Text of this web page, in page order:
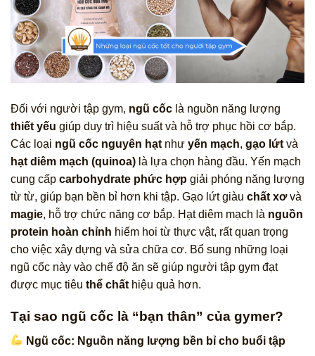
Đối với người tập gym, ngũ cốc là nguồn năng lượng
thiết yếu giúp duy trì hiệu suất và hỗ trợ phục hồi cơ bắp.
Các loại ngũ cốc nguyên hạt như yến mạch, gạo lứt và
hạt diêm mạch (quinoa) là lựa chọn hàng đầu. Yến mạch
cung cấp carbohydrate phức hợp giải phóng năng lượng
từ từ, giúp bạn bền bỉ hơn khi tập. Gạo lứt giàu chất xơvà
magie, hỗ trợ chức năng cơ bắp. Hạt diêm mạch là nguồn
protein hoàn chỉnh hiếm hoi từ thực vật, rất quan trọng
cho việc xây dựng và sửa chữa cơ. Bổ sung những loại
ngũ cốc này vào chế độ ăn sẽ giúp người tập gym đạt
được mục tiêu thể chất hiệu quả hơn.
Tại sao ngũ cốc là “bạn thân” của gymer?
Ngũ cốc: Nguồn năng lượng bền bỉ cho buổi tập